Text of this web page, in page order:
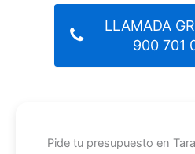
LLAMADA
900 701
Pide tu presupuesto en